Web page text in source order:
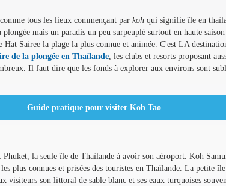
tous les lieux commençant parkoh qui signifie île en
plongée mais un paradis un peu surpeuplé surtout en haute saison
Hat Sairee la plage la plus connue et animée. C'est LA
de la plongée en Thaïlande , les clubs et resorts proposant
Il faut dire que les fonds à explorer aux environs sont
Phuket, la seule île de Thaïlande à avoir son aéroport. Koh
plus connues et prisées des touristes en Thaïlande. La petite île
visiteurs son littoral de sable blanc et ses eaux turquoises